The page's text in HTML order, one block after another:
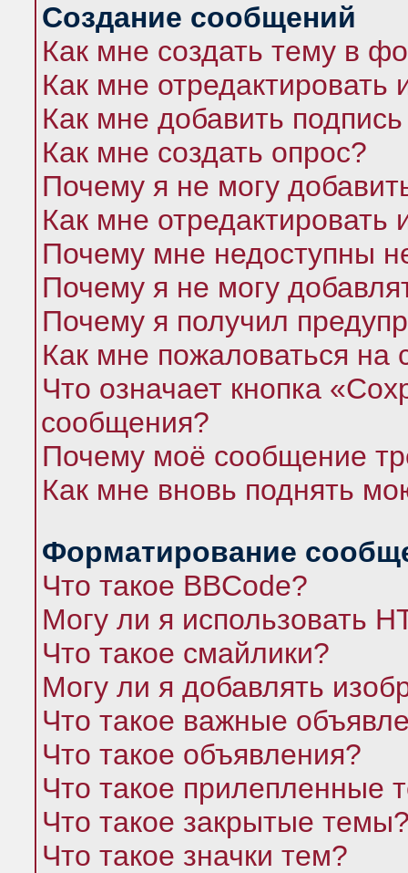
Создание сообщений
Как мне создать тему в
Как мне
Как мне добавить
Как мне создать опрос?
Почему я не могу
Как мне отредактировать
Почему мне недоступны
Почему я не могу
Почему я получил
Как мне пожаловаться
Что означает кнопка
сообщения?
Почему моё сообщение
Как мне вновь поднять
Форматирование
Что такое BBCode?
Могу ли я использовать
Что такое смайлики?
Могу ли я добавлять
Что такое важные
Что такое объявления?
Что такое прилепленные
Что такое закрытые
Что такое значки тем?